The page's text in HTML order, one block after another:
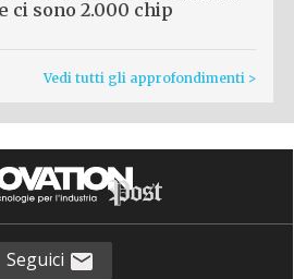
ci sono 2.000 chip
Vedi tutti gli approfondimenti >
Seguici